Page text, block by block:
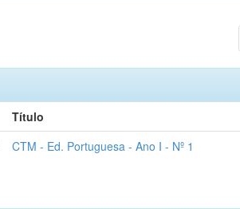
Título
CTM - Ed. Portuguesa - Ano I - Nº 1